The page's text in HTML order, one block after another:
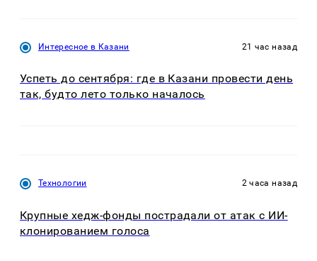
Интересное в Казани 21 час назад
Успеть до сентября: где в Казани провести день
так, будто лето только началось
Технологии 2 часа назад
Крупные хедж-фонды пострадали от атак с ИИ-
клонированием голоса